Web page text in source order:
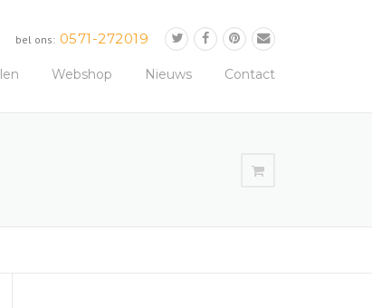
bel ons: 0571-272019
Webshop Nieuws Contact